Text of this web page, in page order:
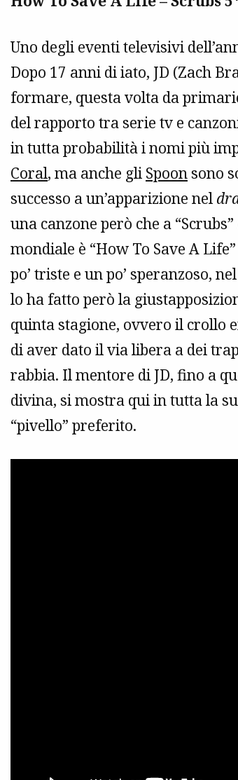
Uno degli eventi televisivi
Dopo 17 anni di iato, JD (Zach
formare, questa volta da
del rapporto tra serie tv e
in tutta probabilità i nomi più
Coral, ma anche gli Spoonsono
successo a un’apparizione nel
una canzone però che a
mondiale è “How To Save A
po’ triste e un po’ speranzoso,
lo ha fatto però la
quinta stagione, ovvero il crollo
di aver dato il via libera a dei
rabbia. Il mentore di JD, fino a
divina, si mostra qui in tutta la
“pivello” preferito.